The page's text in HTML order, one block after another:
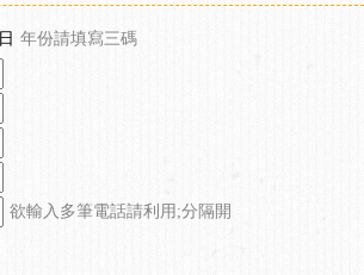
日 年份請填寫三碼
欲輸入多筆電話請利用;分隔開